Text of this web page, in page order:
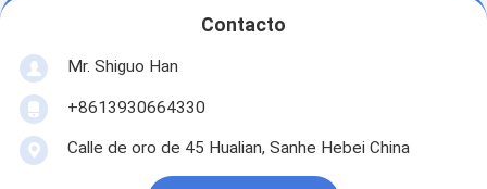
Contacto
Mr. Shiguo Han
+8613930664330
Calle de oro de 45 Hualian, Sanhe Hebei China